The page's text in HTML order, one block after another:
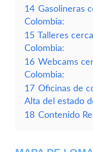
14 Gasolineras
Colombia:
15 Talleres
Colombia:
16 Webcams
Colombia:
17 Oficinas de
Alta del estado
18 Contenido